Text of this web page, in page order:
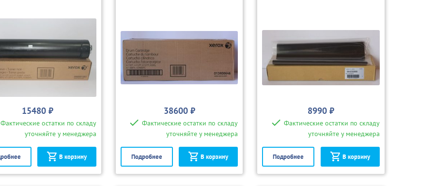
15480 ₽
Фактические остатки по складу
уточняйте у менеджера
В корзину
38600 ₽
Фактические остатки по складу
уточняйте у менеджера
Подробнее В корзину
8990 ₽
Фактические остатки по складу
уточняйте у менеджера
Подробнее В корзину